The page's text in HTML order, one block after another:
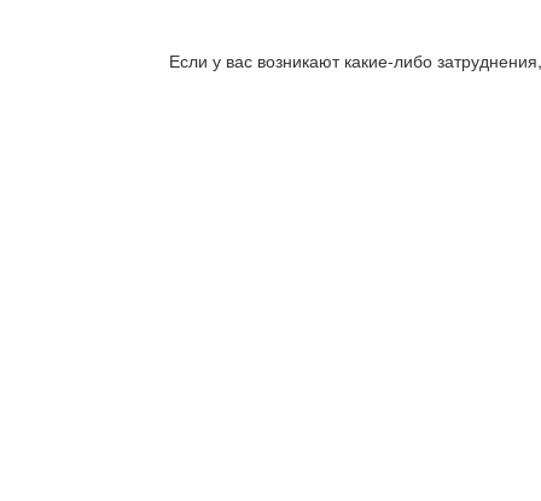
Если у вас возникают какие-либо